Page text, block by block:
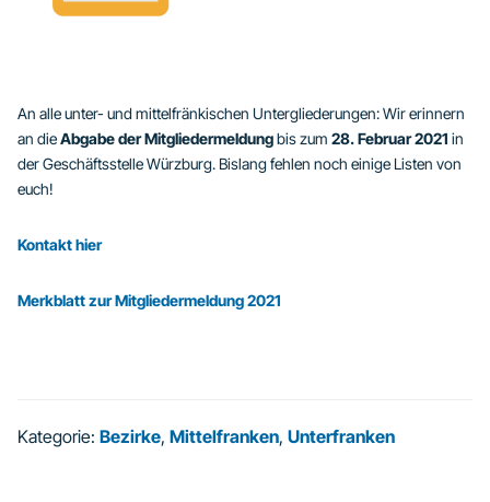
An alle unter- und mittelfränkischen Untergliederungen: Wir erinnern
an dieAbgabe der Mitgliedermeldungbis zum 28. Februar 2021 in
der Geschäftsstelle Würzburg. Bislang fehlen noch einige Listen von
euch!
Kontakt hier
Merkblatt zur Mitgliedermeldung 2021
Kategorie: Bezirke, Mittelfranken, Unterfranken